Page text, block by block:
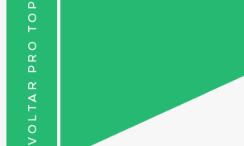
VOLTAR PRO TOPO